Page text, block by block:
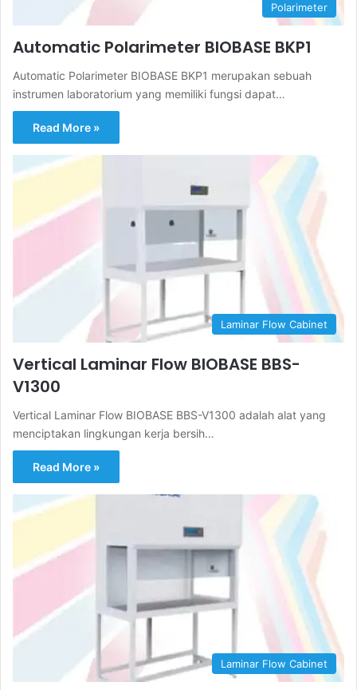
Polarimeter
Automatic Polarimeter BIOBASE BKP1
Automatic Polarimeter BIOBASE BKP1 merupakan sebuah
instrumen laboratorium yang memiliki fungsi dapat…
Read More »
Laminar Flow Cabinet
Vertical Laminar Flow BIOBASE BBS-
V1300
Vertical Laminar Flow BIOBASE BBS-V1300 adalah alat yang
menciptakan lingkungan kerja bersih…
Read More »
Laminar Flow Cabinet